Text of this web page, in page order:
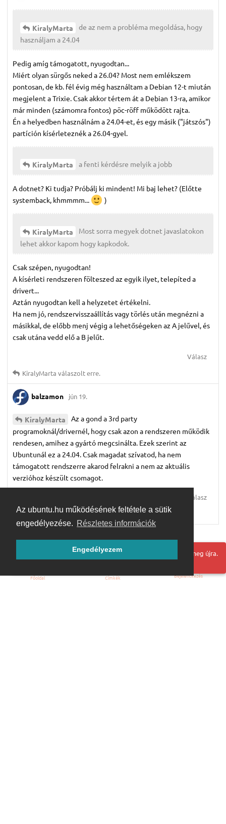
Az ubuntu.hu működésének feltétele a sütik
engedélyezése. Részletes információk
Engedélyezem
KiralyMarta
de az nem a probléma megoldása, hogy
használjam a 24.04
Pedig amíg támogatott, nyugodtan...
Miért olyan sürgős neked a 26.04? Most nem emlékszem
pontosan, de kb. fél évig még használtam a Debian 12-t miután
megjelent a Trixie. Csak akkor tértem át a Debian 13-ra, amikor
már minden (számomra fontos) pöc-röff működött rajta.
Én a helyedben használnám a 24.04-et, és egy másik ("játszós")
partíción kísérleteznék a 26.04-gyel.
KiralyMarta a fenti kérdésre melyik a jobb
A dotnet? Ki tudja? Próbálj ki mindent! Mi baj lehet? (Előtte
systemback, khmmmm...
)
KiralyMarta
Most sorra megyek dotnet javaslatokon
lehet akkor kapom hogy kapkodok.
Csak szépen, nyugodtan!
A kísérleti rendszeren fölteszed az egyik ilyet, telepíted a
drivert...
Aztán nyugodtan kell a helyzetet értékelni.
Ha nem jó, rendszervisszaállítás vagy törlés után megnézni a
másikkal, de előbb menj végig a lehetőségeken az A jelűvel, és
csak utána vedd elő a B jelűt.
Válasz
KiralyMarta válaszolt erre.
balzamon jún 19.
KiralyMarta
Az a gond a 3rd party
programoknál/drivernél, hogy csak azon a rendszeren működik
rendesen, amihez a gyártó megcsinálta. Ezek szerint az
Ubuntunál ez a 24.04. Csak magadat szívatod, ha nem
támogatott rendszerre akarod felrakni a nem az aktuális
verzióhoz készült csomagot.
Válasz
KiralyMartaválaszolt erre.
Hoppá! Valami hiba történt. Frissítse az oldalt és próbálja meg újra.
Főoldal Címkék Bejelentkezés